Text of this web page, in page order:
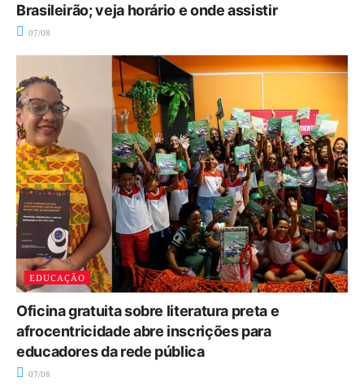
Brasileirão; veja horário e onde assistir
07/08
EDUCAÇÃO
Oficina gratuita sobre literatura preta e
afrocentricidade abre inscrições para
educadores da rede pública
07/08